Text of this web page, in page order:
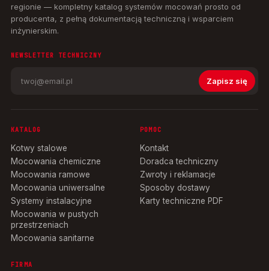
regionie — kompletny katalog systemów mocowań prosto od
producenta, z pełną dokumentacją techniczną i wsparciem
inżynierskim.
NEWSLETTER TECHNICZNY
Zapisz się
KATALOG
Kotwy stalowe
Mocowania chemiczne
Mocowania ramowe
Mocowania uniwersalne
Systemy instalacyjne
Mocowania w pustych
przestrzeniach
Mocowania sanitarne
POMOC
Kontakt
Doradca techniczny
Zwroty i reklamacje
Sposoby dostawy
Karty techniczne PDF
FIRMA